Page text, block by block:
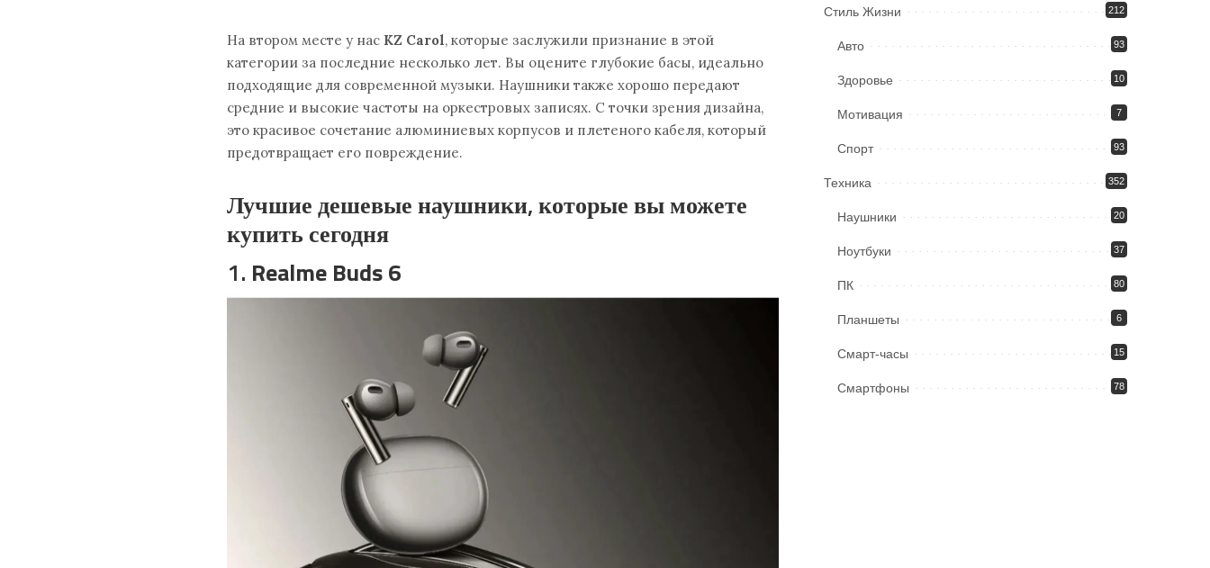
На втором месте у нас KZ Carol, которые заслужили признание в этой
категории за последние несколько лет. Вы оцените глубокие басы, идеально
подходящие для современной музыки. Наушники также хорошо передают
средние и высокие частоты на оркестровых записях. С точки зрения дизайна,
это красивое сочетание алюминиевых корпусов и плетеного кабеля, который
предотвращает его повреждение.
Лучшие дешевые наушники, которые вы можете
купить сегодня
1. Realme Buds 6
Стиль Жизни 212
Авто 93
Здоровье 10
Мотивация 7
Спорт 93
Техника 352
Наушники 20
Ноутбуки 37
ПК 80
Планшеты 6
Смарт-часы 15
Смартфоны 78